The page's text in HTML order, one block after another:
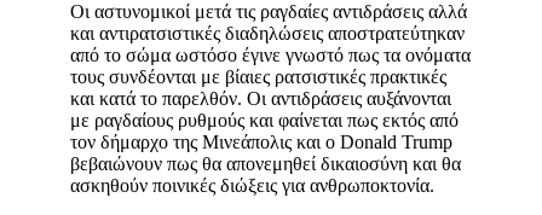
Οι αστυνομικοί μετά τις ραγδαίες αντιδράσεις αλλά
και αντιρατσιστικές διαδηλώσεις αποστρατεύτηκαν
από το σώμα ωστόσο έγινε γνωστό πως τα ονόματα
τους συνδέονται με βίαιες ρατσιστικές πρακτικές
και κατά το παρελθόν. Οι αντιδράσεις αυξάνονται
με ραγδαίους ρυθμούς και φαίνεται πως εκτός από
τον δήμαρχο της Μινεάπολις και ο Donald Trump
βεβαιώνουν πως θα απονεμηθεί δικαιοσύνη και θα
ασκηθούν ποινικές διώξεις για ανθρωποκτονία.